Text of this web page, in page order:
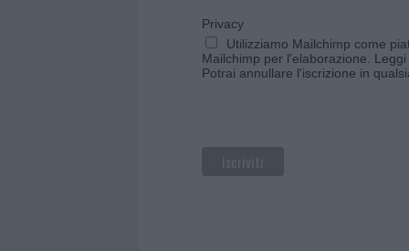
Privacy
Utilizziamo Mailchimp come
Mailchimp per l'elaborazione.
Potrai annullare l'iscrizione in